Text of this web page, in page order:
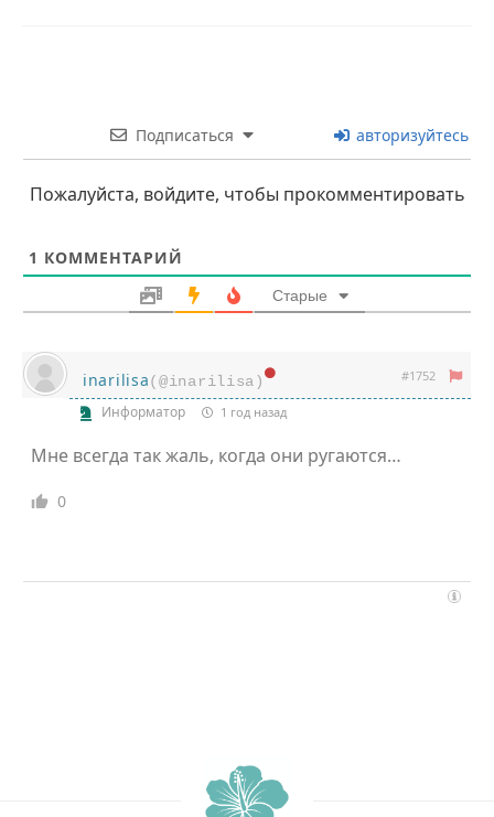
Подписаться авторизуйтесь
Пожалуйста, войдите, чтобы прокомментировать
1 КОММЕНТАРИЙ
Старые
inarilisa(@inarilisa) #1752
Информатор 1 год назад
Мне всегда так жаль, когда они ругаются…
0